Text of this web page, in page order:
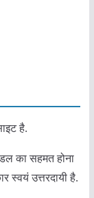
है.
का सहमत होना
उत्तरदायी है.